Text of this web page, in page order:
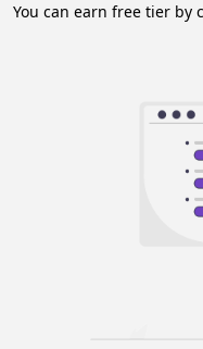
You can earn free tier by